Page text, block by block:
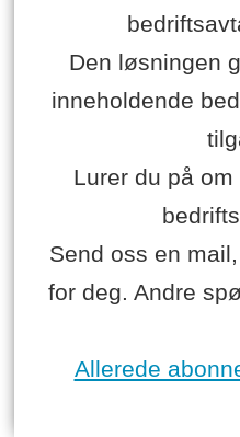
Den løsningen
inneholdende
Lurer du på
Send oss en
for deg. Andre
Allerede